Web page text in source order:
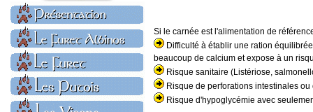
Si le carnée est l'alimentation de
Difficulté à établir une ration
beaucoup de calcium et expose à un
Risque sanitaire (Listériose,
Risque de perforations intestinales
Risque d'hypoglycémie avec